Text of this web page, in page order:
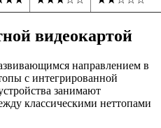
видеокартой
направлением в
с интегрированной
занимают
классическими неттопами